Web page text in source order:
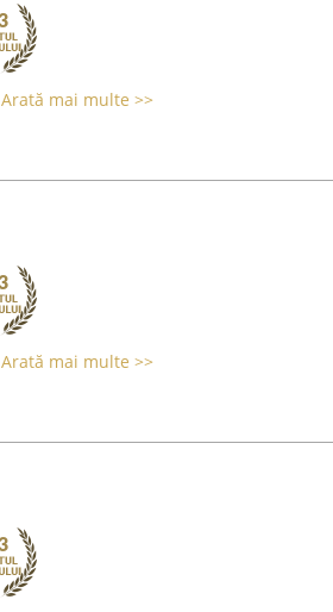
Arată mai multe >>
Arată mai multe >>